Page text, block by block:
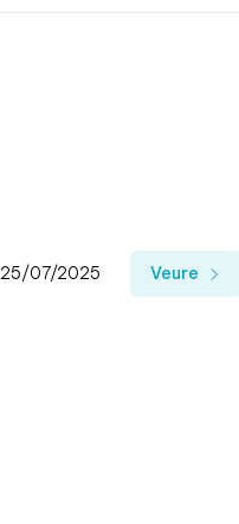
25/07/2025 Veure